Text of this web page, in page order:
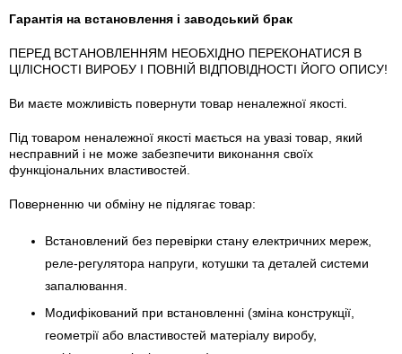
Гарантія на встановлення і заводський брак
ПЕРЕД ВСТАНОВЛЕННЯМ НЕОБХІДНО ПЕРЕКОНАТИСЯ В
ЦІЛІСНОСТІ ВИРОБУ І ПОВНІЙ ВІДПОВІДНОСТІ ЙОГО ОПИСУ!
Ви маєте можливість повернути товар неналежної якості.
Під товаром неналежної якості мається на увазі товар, який
несправний і не може забезпечити виконання своїх
функціональних властивостей.
Поверненню чи обміну не підлягає товар:
Встановлений без перевірки стану електричних мереж,
реле-регулято­ра напруги, котушки та деталей системи
запалювання.
Модифікований при встановленні (зміна конструкції,
геометрії або властивостей матеріалу виробу,